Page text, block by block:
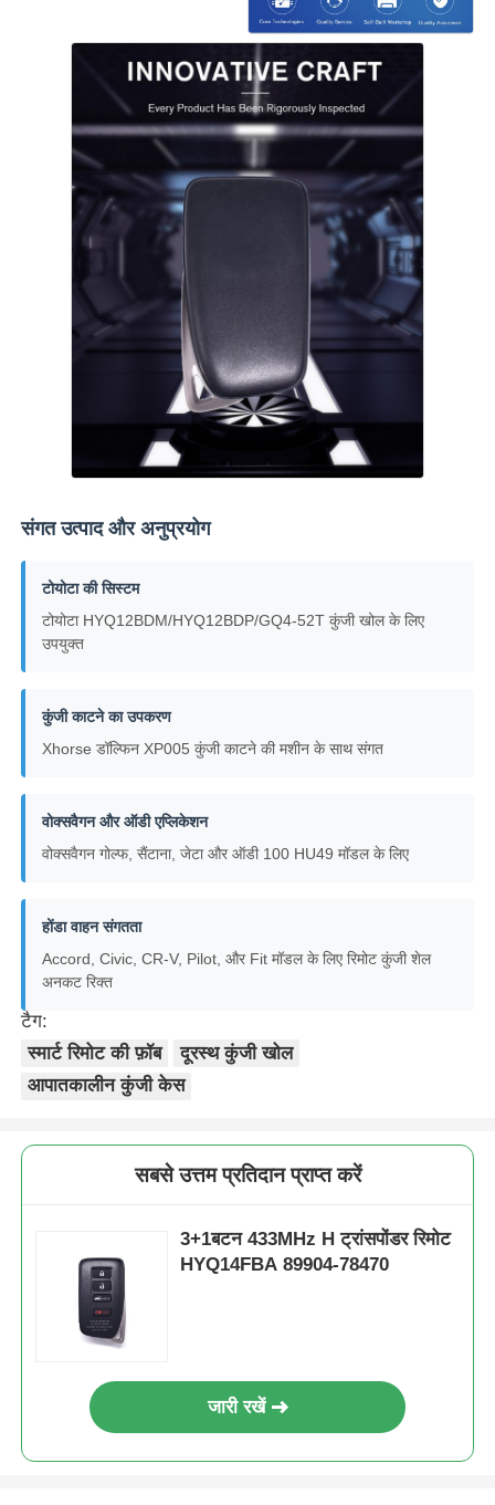
फैक्टरी यात्रा
ऑटो कुंजी
कार की चाबी का खोल
सिंगल एंगल फ्रिलिंग कटर
कार की चाबी प्रोग्रामर
ट्रांसपोंडर चिप
तालाबंदी मशीन
संगत उत्पाद और अनुप्रयोग
टोयोटा की सिस्टम
टोयोटा HYQ12BDM/HYQ12BDP/GQ4-52T कुंजी खोल के लिए
उपयुक्त
कुंजी काटने का उपकरण
Xhorse डॉल्फिन XP005 कुंजी काटने की मशीन के साथ संगत
वोक्सवैगन और ऑडी एप्लिकेशन
वोक्सवैगन गोल्फ, सैंटाना, जेटा और ऑडी 100 HU49 मॉडल के लिए
होंडा वाहन संगतता
Accord, Civic, CR-V, Pilot, और Fit मॉडल के लिए रिमोट कुंजी शेल
अनकट रिक्त
टैग:
स्मार्ट रिमोट की फ़ॉब
दूरस्थ कुंजी खोल
आपातकालीन कुंजी केस
सबसे उत्तम प्रतिदान प्राप्त करें
3+1बटन 433MHz H ट्रांसपोंडर रिमोट
HYQ14FBA 89904-78470
जारी रखें